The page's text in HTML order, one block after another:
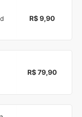
R$ 9,90
R$ 79,90